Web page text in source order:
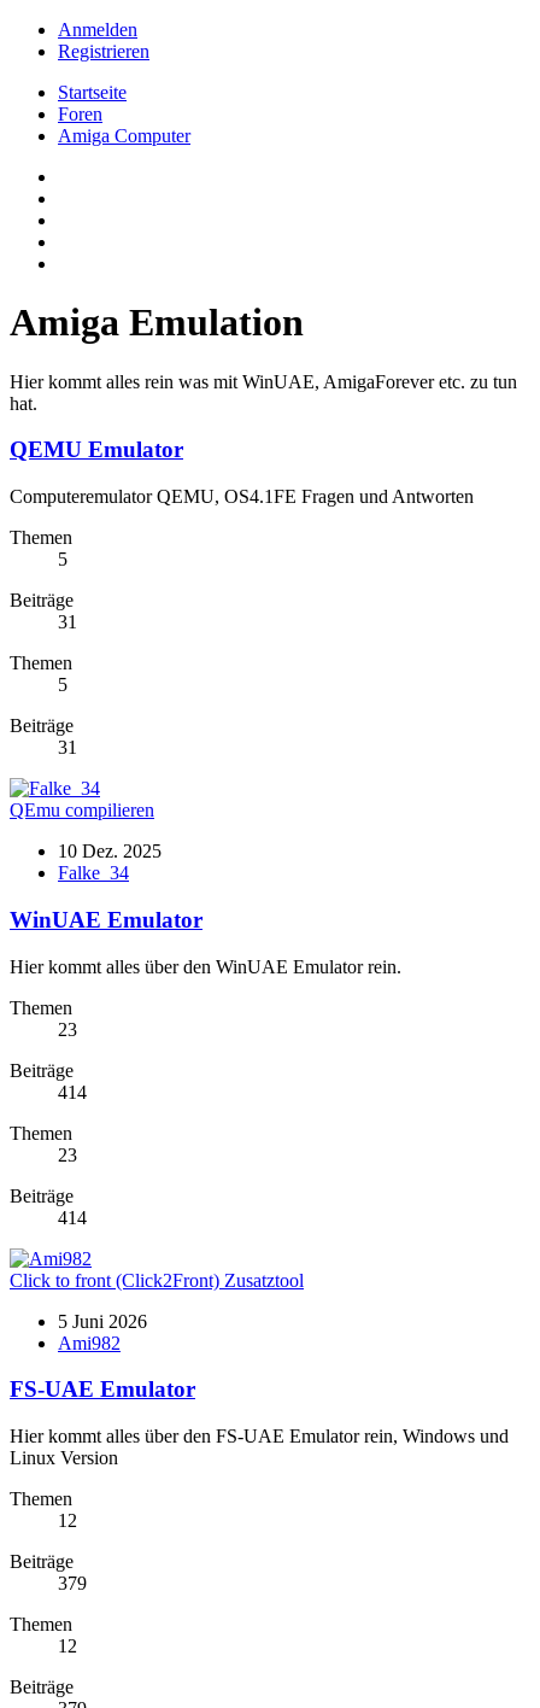
Anmelden
Registrieren
Startseite
Foren
Amiga Computer
Amiga Emulation
Hier kommt alles rein was mit WinUAE, AmigaForever etc. zu tun
hat.
QEMU Emulator
Computeremulator QEMU, OS4.1FE Fragen und Antworten
Themen
5
Beiträge
31
Themen
5
Beiträge
31
QEmu compilieren
10 Dez. 2025
Falke_34
WinUAE Emulator
Hier kommt alles über den WinUAE Emulator rein.
Themen
23
Beiträge
414
Themen
23
Beiträge
414
Click to front (Click2Front) Zusatztool
5 Juni 2026
Ami982
FS-UAE Emulator
Hier kommt alles über den FS-UAE Emulator rein, Windows und
Linux Version
Themen
12
Beiträge
379
Themen
12
Beiträge